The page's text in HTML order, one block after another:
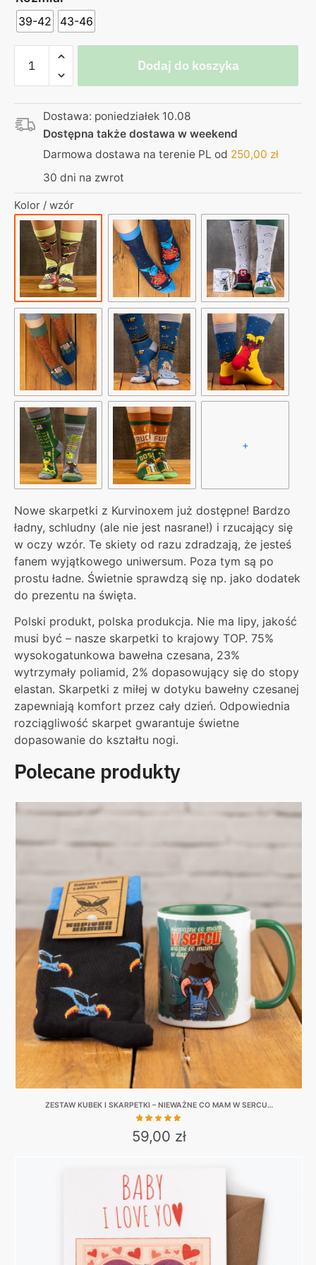
39-42 43-46
Skarpetki
–
Kurvinox
Dodaj do koszyka
Dostawa: poniedziałek 10.08
Dostępna także dostawa w weekend
Darmowa dostawa na terenie PL od 250,00 zł
30 dni na zwrot
Kolor / wzór
+
Nowe skarpetki z Kurvinoxem już dostępne! Bardzo
ładny, schludny (ale nie jest nasrane!) i rzucający się
w oczy wzór. Te skiety od razu zdradzają, że jesteś
fanem wyjątkowego uniwersum. Poza tym są po
prostu ładne. Świetnie sprawdzą się np. jako dodatek
do prezentu na święta.
Polski produkt, polska produkcja. Nie ma lipy, jakość
musi być – nasze skarpetki to krajowy TOP. 75%
wysokogatunkowa bawełna czesana, 23%
wytrzymały poliamid, 2% dopasowujący się do stopy
elastan. Skarpetki z miłej w dotyku bawełny czesanej
zapewniają komfort przez cały dzień. Odpowiednia
rozciągliwość skarpet gwarantuje świetne
dopasowanie do kształtu nogi.
Polecane produkty
ZESTAW KUBEK I SKARPETKI – NIEWAŻNE CO MAM W SERCU…
59,00 zł
product
has
multiple
variants.
The
options